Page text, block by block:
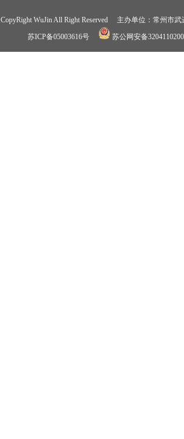
CopyRight WuJin All Right Reserved 主办单位：常州
苏ICP备05003616号
苏公网安备